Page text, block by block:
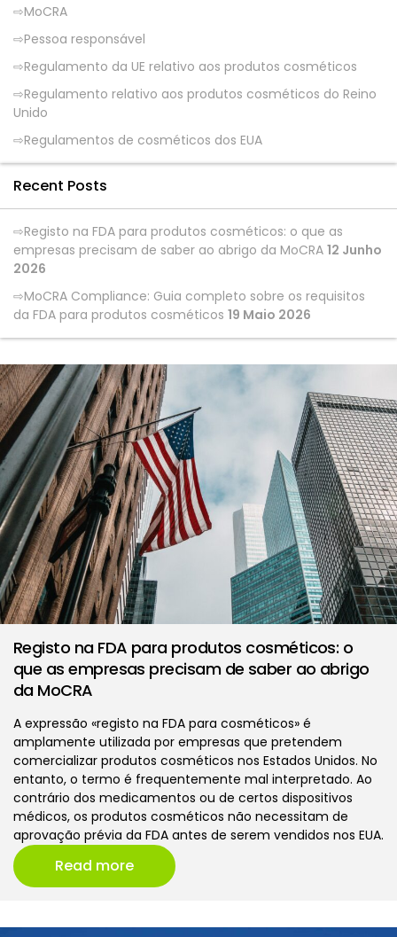
Registo na FDA para produtos cosméticos: o
que as empresas precisam de saber ao abrigo
da MoCRA
A expressão «registo na FDA para cosméticos» é
amplamente utilizada por empresas que pretendem
comercializar produtos cosméticos nos Estados Unidos. No
entanto, o termo é frequentemente mal interpretado. Ao
contrário dos medicamentos ou de certos dispositivos
médicos, os produtos cosméticos não necessitam de
aprovação prévia da FDA antes de serem vendidos nos EUA.
Read more
MoCRA
Pessoa responsável
Regulamento da UE relativo aos produtos cosméticos
Regulamento relativo aos produtos cosméticos do Reino
Unido
Regulamentos de cosméticos dos EUA
Recent Posts
Registo na FDA para produtos cosméticos: o que as
empresas precisam de saber ao abrigo da MoCRA 12 Junho
2026
MoCRA Compliance: Guia completo sobre os requisitos
da FDA para produtos cosméticos 19 Maio 2026